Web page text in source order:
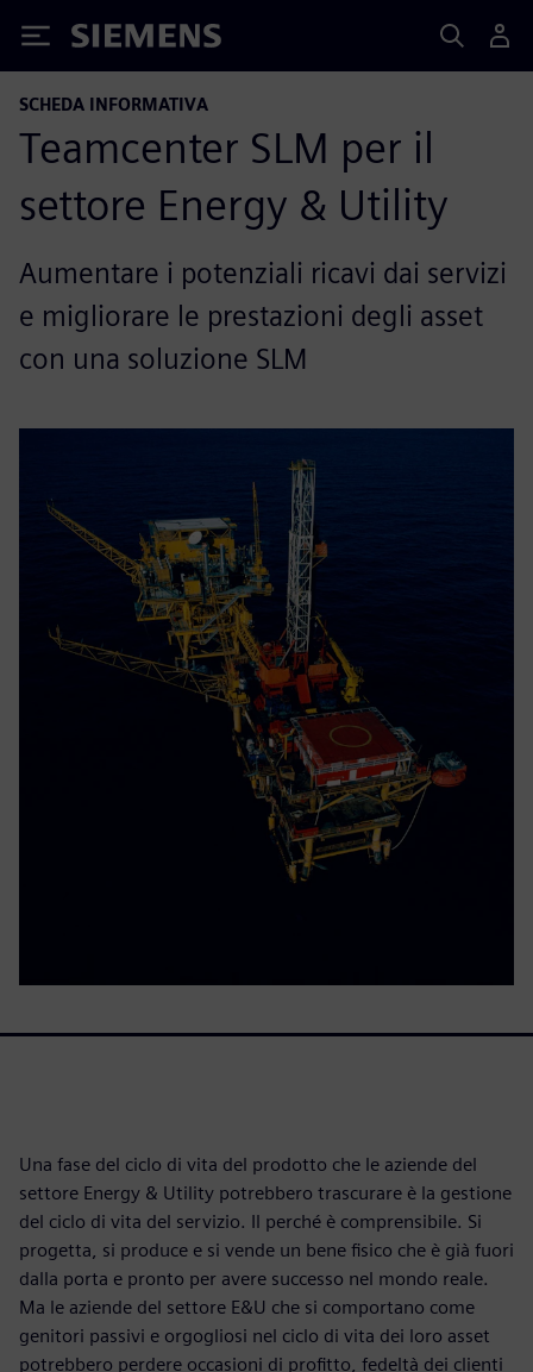
Siemens
SCHEDA INFORMATIVA
Teamcenter SLM per il
settore Energy & Utility
Aumentare i potenziali ricavi dai servizi
e migliorare le prestazioni degli asset
con una soluzione SLM
Una fase del ciclo di vita del prodotto che le aziende del
settore Energy & Utility potrebbero trascurare è la gestione
del ciclo di vita del servizio. Il perché è comprensibile. Si
progetta, si produce e si vende un bene fisico che è già fuori
dalla porta e pronto per avere successo nel mondo reale.
Ma le aziende del settore E&U che si comportano come
genitori passivi e orgogliosi nel ciclo di vita dei loro asset
potrebbero perdere occasioni di profitto, fedeltà dei clienti